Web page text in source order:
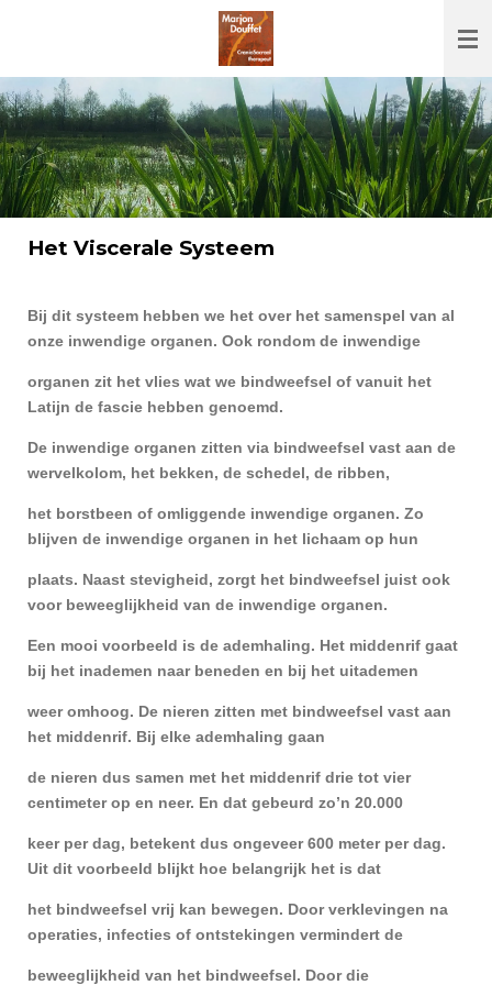
de
hoofdinhoud
Het Viscerale Systeem
Bij dit systeem hebben we het over het samenspel van al
onze inwendige organen. Ook rondom de inwendige
organen zit het vlies wat we bindweefsel of vanuit het
Latijn de fascie hebben genoemd.
De inwendige organen zitten via bindweefsel vast aan de
wervelkolom, het bekken, de schedel, de ribben,
het borstbeen of omliggende inwendige organen. Zo
blijven de inwendige organen in het lichaam op hun
plaats. Naast stevigheid, zorgt het bindweefsel juist ook
voor beweeglijkheid van de inwendige organen.
Een mooi voorbeeld is de ademhaling. Het middenrif gaat
bij het inademen naar beneden en bij het uitademen
weer omhoog. De nieren zitten met bindweefsel vast aan
het middenrif. Bij elke ademhaling gaan
de nieren dus samen met het middenrif drie tot vier
centimeter op en neer. En dat gebeurd zo’n 20.000
keer per dag, betekent dus ongeveer 600 meter per dag.
Uit dit voorbeeld blijkt hoe belangrijk het is dat
het bindweefsel vrij kan bewegen. Door verklevingen na
operaties, infecties of ontstekingen vermindert de
beweeglijkheid van het bindweefsel. Door die